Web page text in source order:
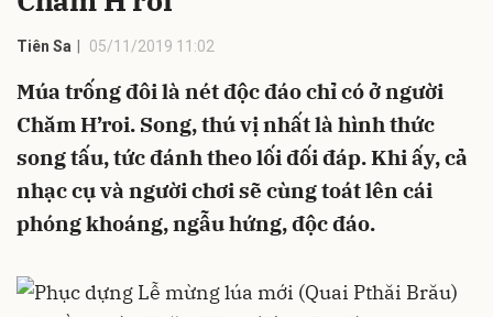
Tiên Sa 05/11/2019 11:02
Múa trống đôi là nét độc đáo chỉ có ở người
Chăm H’roi. Song, thú vị nhất là hình thức
song tấu, tức đánh theo lối đối đáp. Khi ấy, cả
nhạc cụ và người chơi sẽ cùng toát lên cái
phóng khoáng, ngẫu hứng, độc đáo.
Hủy Gửi